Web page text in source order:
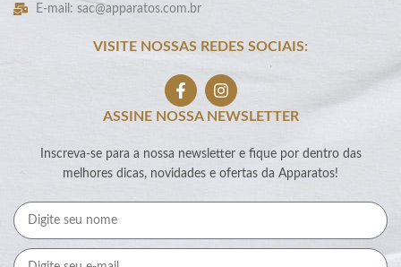
E-mail: sac@apparatos.com.br
VISITE NOSSAS REDES SOCIAIS:
ASSINE NOSSA NEWSLETTER
Inscreva-se para a nossa newsletter e fique por dentro das
melhores dicas, novidades e ofertas da Apparatos!